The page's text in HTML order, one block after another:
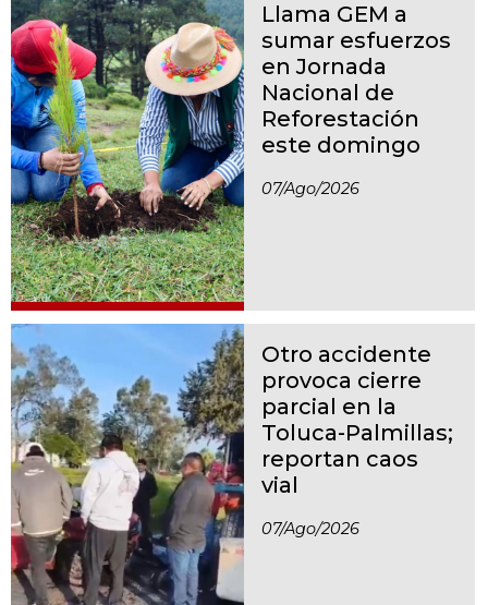
Llama GEM a
sumar esfuerzos
en Jornada
Nacional de
Reforestación
este domingo
07/ago/2026
Otro accidente
provoca cierre
parcial en la
Toluca-Palmillas;
reportan caos
vial
07/ago/2026